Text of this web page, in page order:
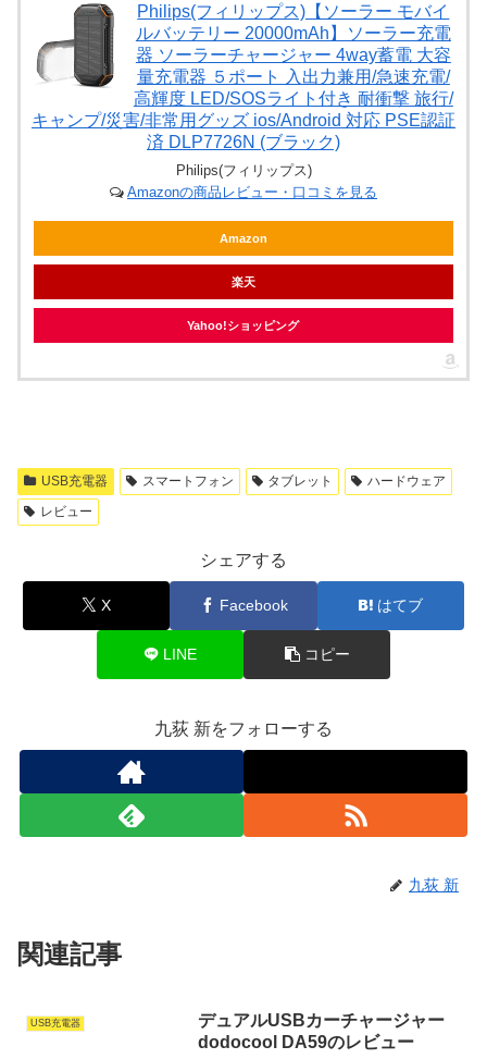
Philips(フィリップス)【ソーラー モバイ
ルバッテリー 20000mAh】ソーラー充電
器 ソーラーチャージャー 4way蓄電 大容
量充電器 ５ポート 入出力兼用/急速充電/
高輝度 LED/SOSライト付き 耐衝撃 旅行/
キャンプ/災害/非常用グッズ ios/Android 対応 PSE認証
済 DLP7726N (ブラック)
Philips(フィリップス)
Amazonの商品レビュー・口コミを見る
Amazon
楽天
Yahoo!ショッピング
USB充電器 スマートフォン タブレット
ハードウェア
レビュー
シェアする
X Facebook はてブ
LINE コピー
九荻 新をフォローする
九荻 新
関連記事
USB充電器
デュアルUSBカーチャージャー
dodocool DA59のレビュー